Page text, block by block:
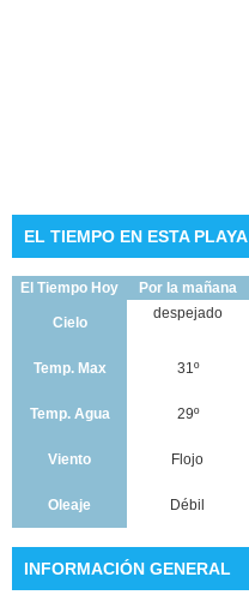
EL TIEMPO EN ESTA PLAYA
El Tiempo Hoy Por la mañana
Cielo
despejado
Temp. Max 31º
Temp. Agua 29º
Viento Flojo
Oleaje Débil
INFORMACIÓN GENERAL